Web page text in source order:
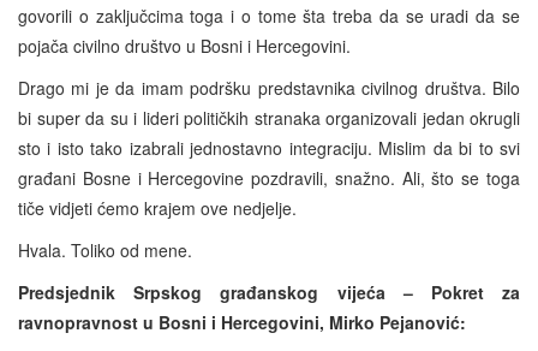
govorili o zaključcima toga i o tome šta treba da se uradi da se
pojača civilno društvo u Bosni i Hercegovini.
Drago mi je da imam podršku predstavnika civilnog društva. Bilo
bi super da su i lideri političkih stranaka organizovali jedan okrugli
sto i isto tako izabrali jednostavno integraciju. Mislim da bi to svi
građani Bosne i Hercegovine pozdravili, snažno. Ali, što se toga
tiče vidjeti ćemo krajem ove nedjelje.
Hvala. Toliko od mene.
Predsjednik Srpskog građanskog vijeća – Pokret za
ravnopravnost u Bosni i Hercegovini, Mirko Pejanović: